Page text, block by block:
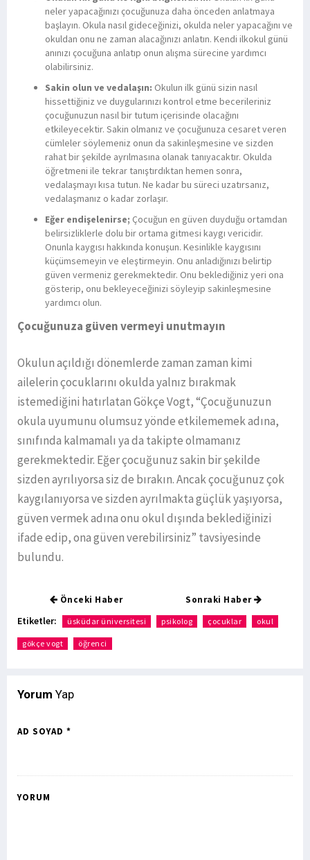
neler yapacağınızı çocuğunuza daha önceden anlatmaya
başlayın. Okula nasıl gideceğinizi, okulda neler yapacağını ve
okuldan onu ne zaman alacağınızı anlatın. Kendi ilkokul günü
anınızı çocuğuna anlatıp onun alışma sürecine yardımcı
olabilirsiniz.
Sakin olun ve vedalaşın: Okulun ilk günü sizin nasıl
hissettiğiniz ve duygularınızı kontrol etme becerileriniz
çocuğunuzun nasıl bir tutum içerisinde olacağını
etkileyecektir. Sakin olmanız ve çocuğunuza cesaret veren
cümleler söylemeniz onun da sakinleşmesine ve sizden
rahat bir şekilde ayrılmasına olanak tanıyacaktır. Okulda
öğretmeni ile tekrar tanıştırdıktan hemen sonra,
vedalaşmayı kısa tutun. Ne kadar bu süreci uzatırsanız,
vedalaşmanız o kadar zorlaşır.
Eğer endişelenirse; Çocuğun en güven duyduğu ortamdan
belirsizliklerle dolu bir ortama gitmesi kaygı vericidir.
Onunla kaygısı hakkında konuşun. Kesinlikle kaygısını
küçümsemeyin ve eleştirmeyin. Onu anladığınızı belirtip
güven vermeniz gerekmektedir. Onu beklediğiniz yeri ona
gösterip, onu bekleyeceğinizi söyleyip sakinleşmesine
yardımcı olun.
Çocuğunuza güven vermeyi unutmayın
Okulun açıldığı dönemlerde zaman zaman kimi
ailelerin çocuklarını okulda yalnız bırakmak
istemediğini hatırlatan Gökçe Vogt, “Çocuğunuzun
okula uyumunu olumsuz yönde etkilememek adına,
sınıfında kalmamalı ya da takipte olmamanız
gerekmektedir. Eğer çocuğunuz sakin bir şekilde
sizden ayrılıyorsa siz de bırakın. Ancak çocuğunuz çok
kaygılanıyorsa ve sizden ayrılmakta güçlük yaşıyorsa,
güven vermek adına onu okul dışında beklediğinizi
ifade edip, ona güven verebilirsiniz” tavsiyesinde
bulundu.
Önceki Haber Sonraki Haber
Etiketler: üsküdar üniversitesi psikolog çocuklar okul
gökçe vogt öğrenci
Yorum Yap
AD SOYAD *
YORUM